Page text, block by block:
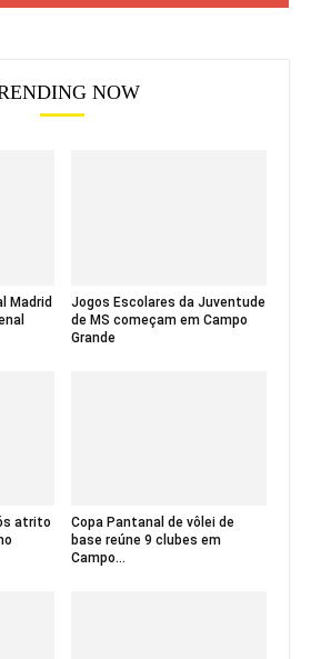
NOW
Madrid
Jogos Escolares da Juventude
de MS começam em Campo
Grande
atrito
Copa Pantanal de vôlei de
base reúne 9 clubes em
Campo...